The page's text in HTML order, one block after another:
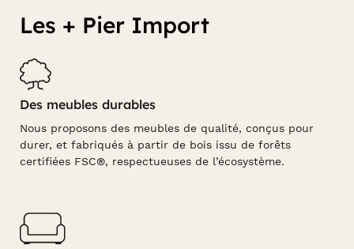
Les + Pier Import
Des meubles durables
Nous proposons des meubles de qualité, conçus pour
durer, et fabriqués à partir de bois issu de forêts
certifiées FSC®, respectueuses de l’écosystème.